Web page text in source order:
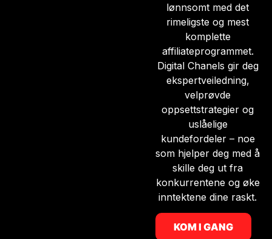
lønnsomt med det
rimeligste og mest
komplette
affiliateprogrammet.
Digital Chanels gir deg
ekspertveiledning,
velprøvde
oppsettstrategier og
uslåelige
kundefordeler – noe
som hjelper deg med å
skille deg ut fra
konkurrentene og øke
inntektene dine raskt.
KOM I GANG